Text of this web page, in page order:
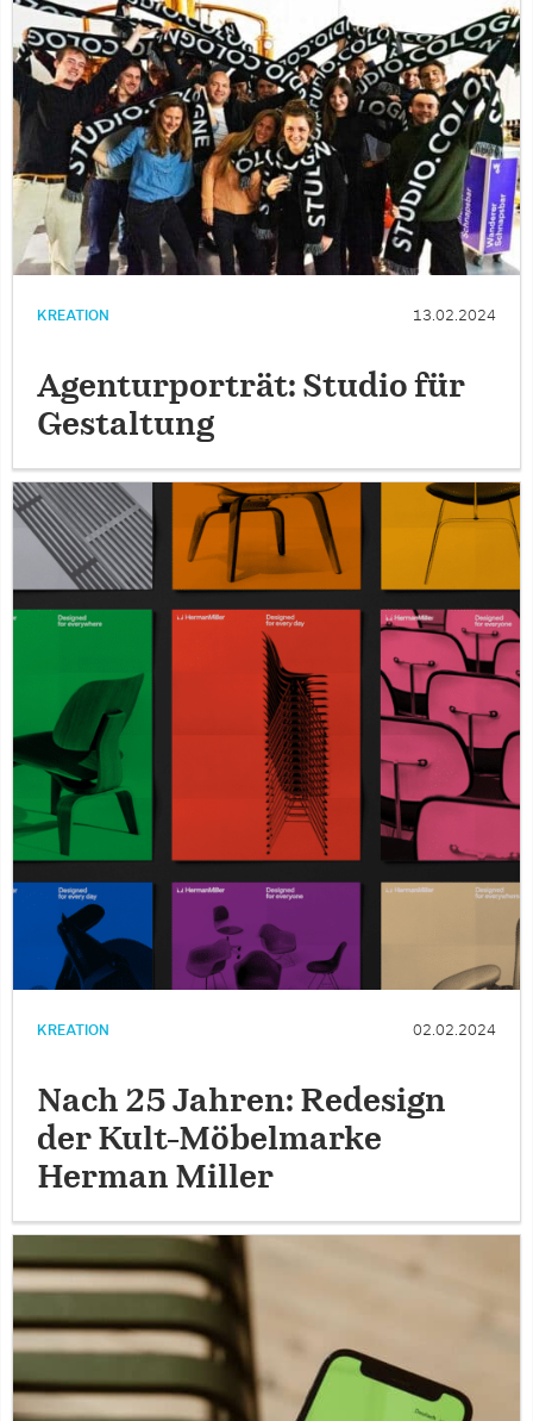
KREATION 13.02.2024
Agenturporträt: Studio für
Gestaltung
KREATION 02.02.2024
Nach 25 Jahren: Redesign
der Kult-Möbelmarke
Herman Miller